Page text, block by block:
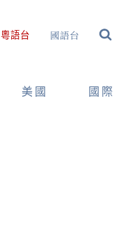
粵語台 國語台
美國 國際